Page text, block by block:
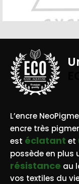
BASE AQUEUSE
L’encre
encre très
est éclatant et
possède en plus
résistance au
vos textiles du